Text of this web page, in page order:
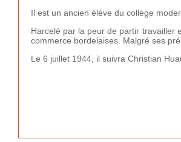
Il est un ancien élève du collège
Harcelé par la peur de partir travailler
commerce bordelaises. Malgré ses
Le 6 juillet 1944, il suivra Christian